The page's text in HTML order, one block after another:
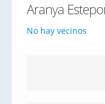
Aranya
No hay vecinos